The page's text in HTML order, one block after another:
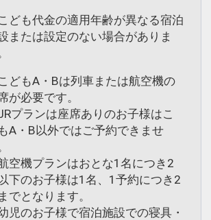
ども代金の適用年齢が異なる宿泊
または設定のない場合がありま
どもA・Bは列車または航空機の
が必要です。
プランは座席ありのお子様はこ
A・B以外ではご予約できませ
空機プランはおとな1名につき2
下のお子様は1名、1予約につき2
でとなります。
児のお子様で宿泊施設での寝具・